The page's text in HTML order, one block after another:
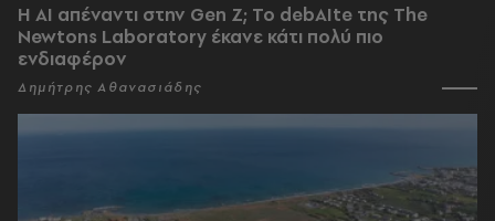
Η AI απέναντι στην Gen Z; Το debAIte της The
Newtons Laboratory έκανε κάτι πολύ πιο
ενδιαφέρον
Δημήτρης Αθανασιάδης